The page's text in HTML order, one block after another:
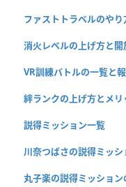
ファストトラベルのやり
消火レベルの上げ方と開
VR訓練バトルの一覧と
絆ランクの上げ方とメリ
説得ミッション一覧
川奈つばさの説得ミッ
丸子楽の説得ミッショ